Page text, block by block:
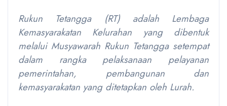
Rukun Tetangga (RT) adalah Lembaga
Kemasyarakatan Kelurahan yang dibentuk
melalui Musyawarah Rukun Tetangga setempat
dalam rangka pelaksanaan pelayanan
pemerintahan, pembangunan dan
kemasyarakatan yang ditetapkan oleh Lurah.